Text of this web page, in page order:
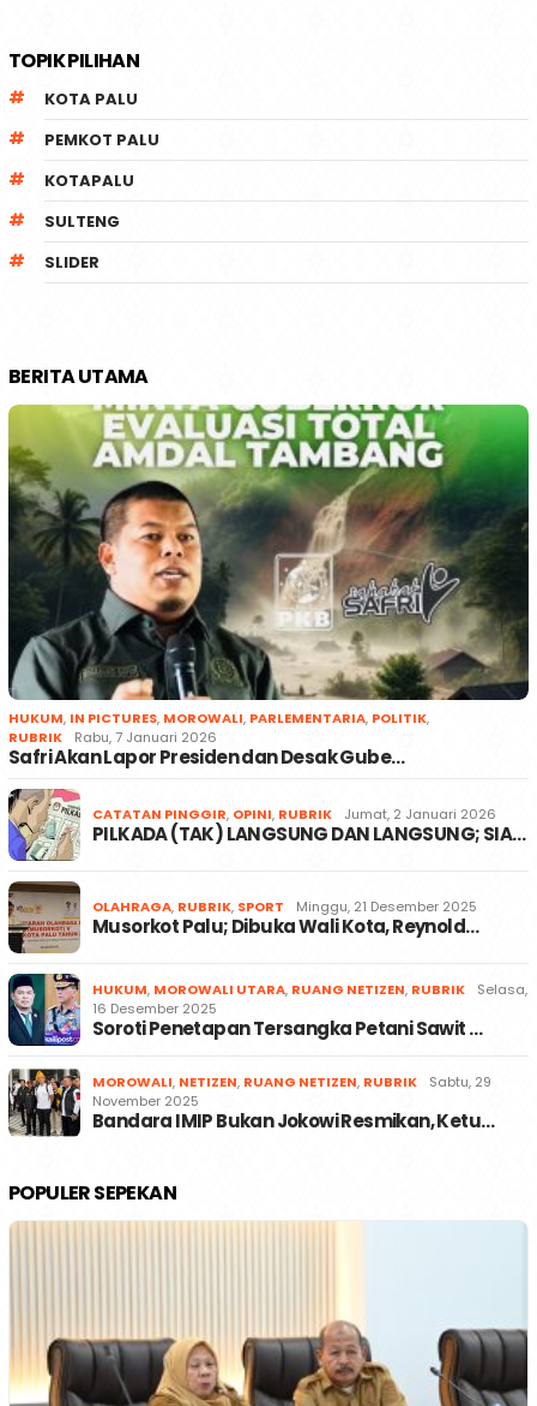
TOPIK PILIHAN
KOTA PALU
PEMKOT PALU
KOTAPALU
SULTENG
SLIDER
BERITA UTAMA
HUKUM, IN PICTURES, MOROWALI, PARLEMENTARIA, POLITIK,
RUBRIK
Rabu, 7 Januari 2026
Safri Akan Lapor Presiden dan Desak Gube…
CATATAN PINGGIR, OPINI, RUBRIK Jumat, 2 Januari 2026
PILKADA (TAK) LANGSUNG DAN LANGSUNG; SIA…
OLAHRAGA, RUBRIK, SPORT Minggu, 21 Desember 2025
Musorkot Palu; Dibuka Wali Kota, Reynold…
HUKUM, MOROWALI UTARA, RUANG NETIZEN, RUBRIK
Selasa,
16 Desember 2025
Soroti Penetapan Tersangka Petani Sawit …
MOROWALI, NETIZEN, RUANG NETIZEN, RUBRIK
Sabtu, 29
November 2025
Bandara IMIP Bukan Jokowi Resmikan, Ketu…
POPULER SEPEKAN